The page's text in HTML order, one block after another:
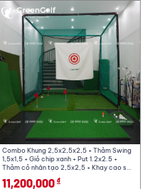
Combo Khung 2,5x2,5x2,5 + Thảm Swing
1,5x1,5 + Giỏ chip xanh + Put 1.2x2.5 +
Thảm cỏ nhân tạo 2,5x2,5 + Khay cao su
11,200,000 đ